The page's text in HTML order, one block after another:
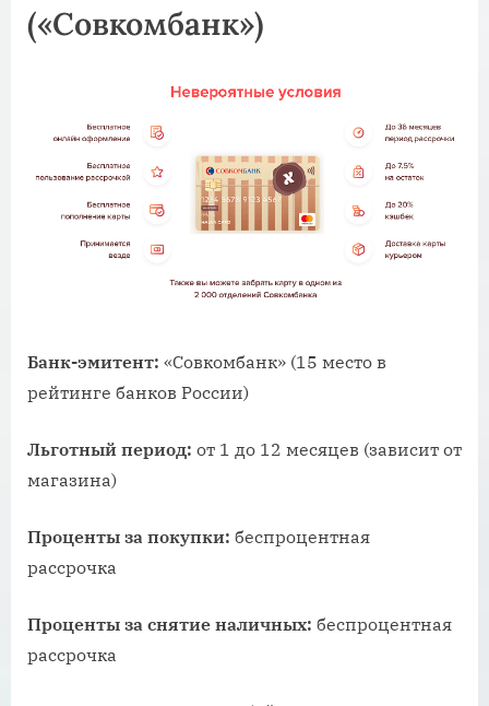
(«Совкомбанк»)
Банк-эмитент: «Совкомбанк» (15 место в
рейтинге банков России)
Льготный период: от 1 до 12 месяцев (зависит от
магазина)
Проценты за покупки: беспроцентная
рассрочка
Проценты за снятие наличных: беспроцентная
рассрочка